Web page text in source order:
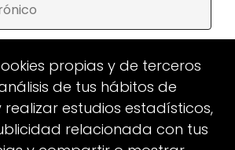
propias y de terceros
de tus hábitos de
estudios estadísticos,
relacionada con tus